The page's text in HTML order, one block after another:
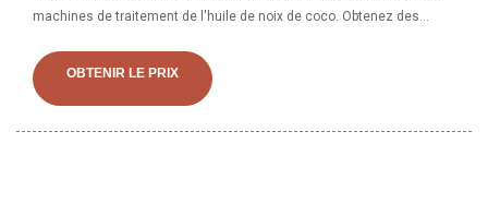
machines de traitement de l'huile de noix de coco. Obtenez des
les commerçants de machines de traitement de l'huile de noix de
coco à acheter au Tchad. Marque : Goyum Automation Catégorie :
OBTENIR LE PRIX